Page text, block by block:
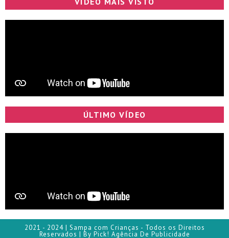
ÚLTIMO VÍDEO
2021 - 2024 | Sampa com Crianças - Todos os Direitos
Reservados | By Pick! Agência De Publicidade